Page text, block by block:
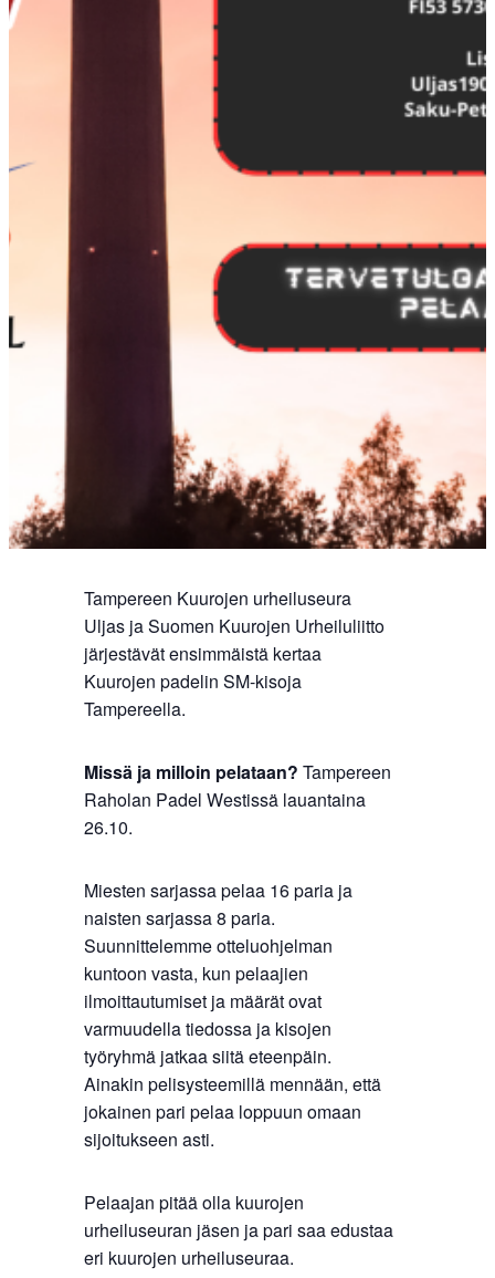
Tampereen Kuurojen urheiluseura
Uljas ja Suomen Kuurojen Urheiluliitto
järjestävät ensimmäistä kertaa
Kuurojen padelin SM-kisoja
Tampereella.
Missä ja milloin pelataan? Tampereen
Raholan Padel Westissä lauantaina
26.10.
Miesten sarjassa pelaa 16 paria ja
naisten sarjassa 8 paria.
Suunnittelemme otteluohjelman
kuntoon vasta, kun pelaajien
ilmoittautumiset ja määrät ovat
varmuudella tiedossa ja kisojen
työryhmä jatkaa siitä eteenpäin.
Ainakin pelisysteemillä mennään, että
jokainen pari pelaa loppuun omaan
sijoitukseen asti.
Pelaajan pitää olla kuurojen
urheiluseuran jäsen ja pari saa edustaa
eri kuurojen urheiluseuraa.